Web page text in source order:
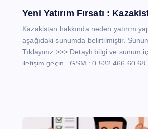
Yeni Yatırım Fırsatı :
Kazakistan hakkında neden yatırım
aşağıdaki sunumda belirtilmiştir.
Tıklayınız >>> Detaylı bilgi ve sunum
iletişim geçin . GSM : 0 532 466 60 68